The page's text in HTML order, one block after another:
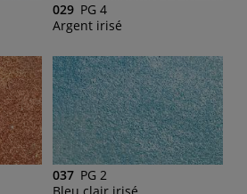
029 PG 4
Argent irisé
037 PG 2